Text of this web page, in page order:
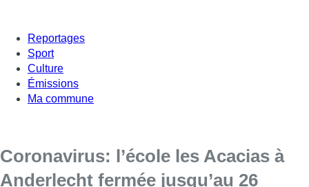
Reportages
Sport
Culture
Émissions
Ma commune
Coronavirus: l’école les Acacias à
Anderlecht fermée jusqu’au 26